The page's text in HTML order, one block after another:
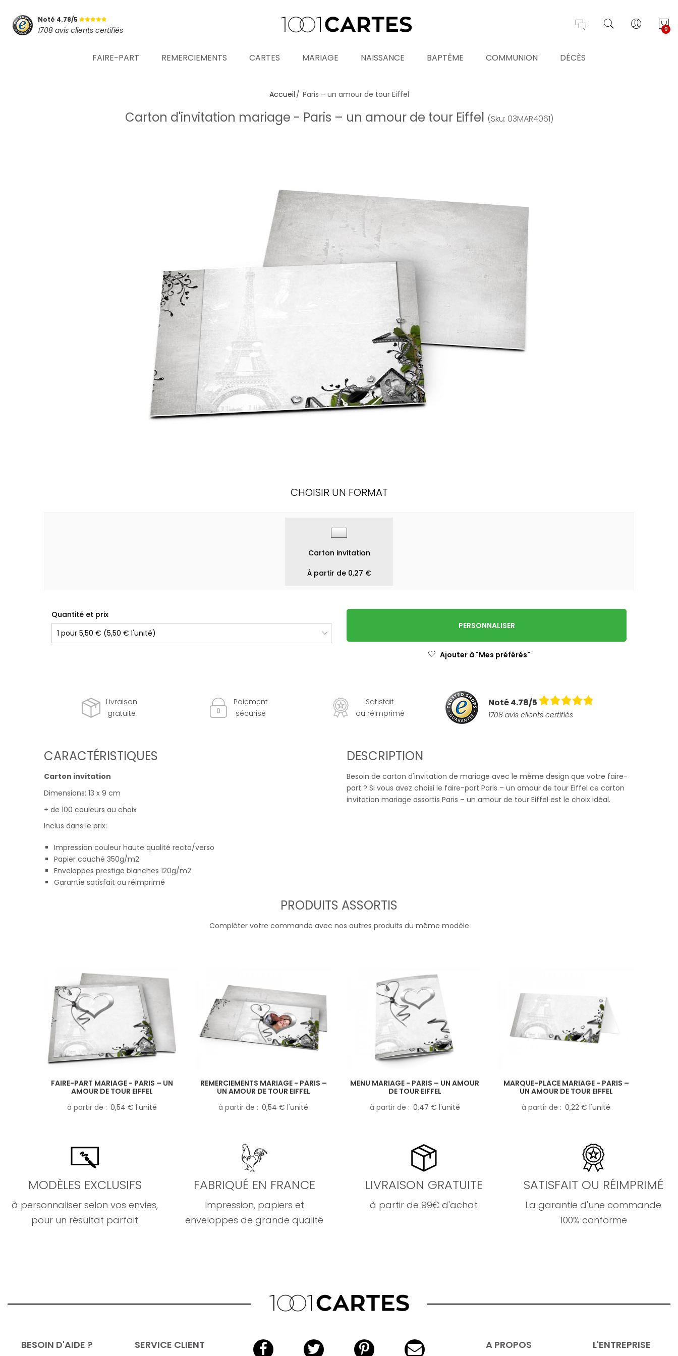
Noté 4.78/5
1708 avis clients certifiés 0
FAIRE-PART REMERCIEMENTS CARTES MARIAGE NAISSANCE BAPTÊME COMMUNION DÉCÈS
Mot de passe oublié ?
Accueil Paris – un amour de tour Eiffel
Carton d'invitation mariage - Paris – un amour de tour Eiffel (Sku: 03MAR4061)
CHOISIR UN FORMAT
Carton invitation
À partir de 0,27 €
Quantité et prix
PERSONNALISER
Ajouter à "Mes préférés"
Livraison
gratuite
Paiement
sécurisé
Satisfait
ou réimprimé
Noté 4.78/5
1708 avis clients certifiés
CARACTÉRISTIQUES
Carton invitation
Dimensions: 13 x 9 cm
+ de 100 couleurs au choix
Inclus dans le prix:
Impression couleur haute qualité recto/verso
Papier couché 350g/m2
Enveloppes prestige blanches 120g/m2
Garantie satisfait ou réimprimé
DESCRIPTION
Besoin de carton d'invitation de mariage avec le même design que votre faire-
part ? Si vous avez choisi le faire-part Paris – un amour de tour Eiffel ce carton
invitation mariage assortis Paris – un amour de tour Eiffel est le choix idéal.
PRODUITS ASSORTIS
Compléter votre commande avec nos autres produits du même modèle
FAIRE-PART MARIAGE - PARIS – UN
AMOUR DE TOUR EIFFEL
à partir de
0,54 € l'unité
REMERCIEMENTS MARIAGE - PARIS –
UN AMOUR DE TOUR EIFFEL
à partir de
0,54 € l'unité
MENU MARIAGE - PARIS – UN AMOUR
DE TOUR EIFFEL
à partir de
0,47 € l'unité
MARQUE-PLACE MARIAGE - PARIS –
UN AMOUR DE TOUR EIFFEL
à partir de
0,22 € l'unité
MODÈLES EXCLUSIFS
à personnaliser selon vos envies,
pour un résultat parfait
FABRIQUÉ EN FRANCE
Impression, papiers et
enveloppes de grande qualité
LIVRAISON GRATUITE
à partir de 99€ d'achat
SATISFAIT OU RÉIMPRIMÉ
La garantie d'une commande
100% conforme
BESOIN D'AIDE ? SERVICE CLIENT A PROPOS L'ENTREPRISE